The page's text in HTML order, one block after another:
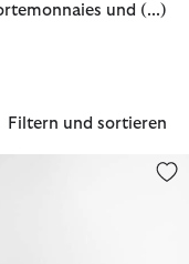
und (...)
Filtern und sortieren
Tyneside